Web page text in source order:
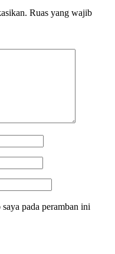
Ruas yang wajib
pada peramban ini